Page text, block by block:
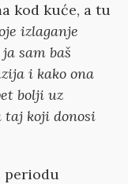
kod kuće, a tu
izlaganje
sam baš
i kako ona
bolji uz
koji donosi
periodu